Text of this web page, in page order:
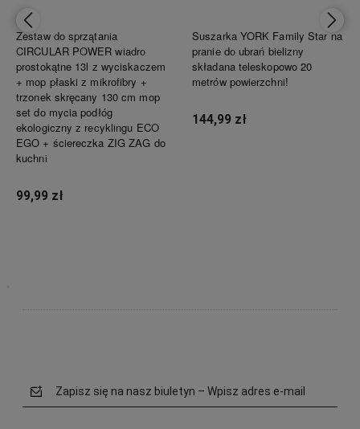
Zestaw do sprzątania
CIRCULAR POWER wiadro
prostokątne 13l z wyciskaczem
+ mop płaski z mikrofibry +
trzonek skręcany 130 cm mop
set do mycia podłóg
ekologiczny z recyklingu ECO
EGO + ściereczka ZIG ZAG do
kuchni
99,99 zł
Suszarka YORK Family Star na
pranie do ubrań bielizny
składana teleskopowo 20
metrów powierzchni!
144,99 zł
Zapisz się na nasz biuletyn – Wpisz adres e-mail